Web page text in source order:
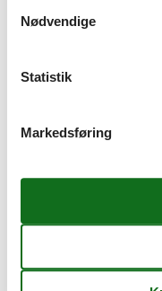
Nødvendige
Statistik
Markedsføring